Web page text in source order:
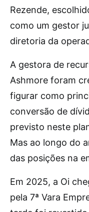
Rezende,
como um gestor
diretoria da
A gestora de
Ashmore foram
figurar como
conversão de
previsto neste
Mas ao longo do
das posições na
Em 2025, a Oi
pela 7ª Vara